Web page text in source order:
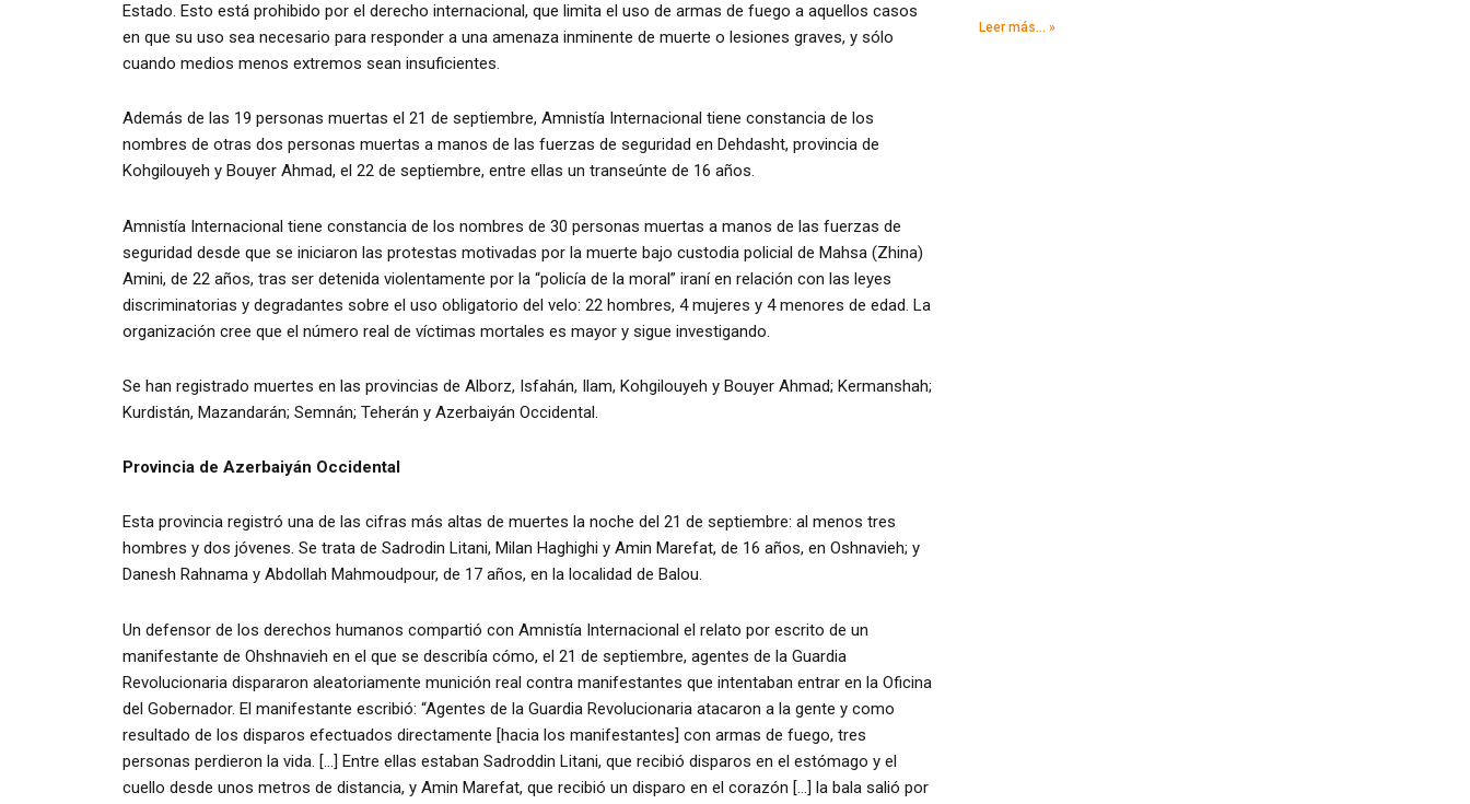
Estado. Esto está prohibido por el derecho internacional, que limita el uso de armas de fuego a aquellos casos
en que su uso sea necesario para responder a una amenaza inminente de muerte o lesiones graves, y sólo
cuando medios menos extremos sean insuficientes.
Además de las 19 personas muertas el 21 de septiembre, Amnistía Internacional tiene constancia de los
nombres de otras dos personas muertas a manos de las fuerzas de seguridad en Dehdasht, provincia de
Kohgilouyeh y Bouyer Ahmad, el 22 de septiembre, entre ellas un transeúnte de 16 años.
Amnistía Internacional tiene constancia de los nombres de 30 personas muertas a manos de las fuerzas de
seguridad desde que se iniciaron las protestas motivadas por la muerte bajo custodia policial de Mahsa (Zhina)
Amini, de 22 años, tras ser detenida violentamente por la “policía de la moral” iraní en relación con las leyes
discriminatorias y degradantes sobre el uso obligatorio del velo: 22 hombres, 4 mujeres y 4 menores de edad. La
organización cree que el número real de víctimas mortales es mayor y sigue investigando.
Se han registrado muertes en las provincias de Alborz, Isfahán, Ilam, Kohgilouyeh y Bouyer Ahmad; Kermanshah;
Kurdistán, Mazandarán; Semnán; Teherán y Azerbaiyán Occidental.
Provincia de Azerbaiyán Occidental
Esta provincia registró una de las cifras más altas de muertes la noche del 21 de septiembre: al menos tres
hombres y dos jóvenes. Se trata de Sadrodin Litani, Milan Haghighi y Amin Marefat, de 16 años, en Oshnavieh; y
Danesh Rahnama y Abdollah Mahmoudpour, de 17 años, en la localidad de Balou.
Un defensor de los derechos humanos compartió con Amnistía Internacional el relato por escrito de un
manifestante de Ohshnavieh en el que se describía cómo, el 21 de septiembre, agentes de la Guardia
Revolucionaria dispararon aleatoriamente munición real contra manifestantes que intentaban entrar en la Oficina
del Gobernador. El manifestante escribió: “Agentes de la Guardia Revolucionaria atacaron a la gente y como
resultado de los disparos efectuados directamente [hacia los manifestantes] con armas de fuego, tres
personas perdieron la vida. […] Entre ellas estaban Sadroddin Litani, que recibió disparos en el estómago y el
cuello desde unos metros de distancia, y Amin Marefat, que recibió un disparo en el corazón […] la bala salió por
Leer más... »